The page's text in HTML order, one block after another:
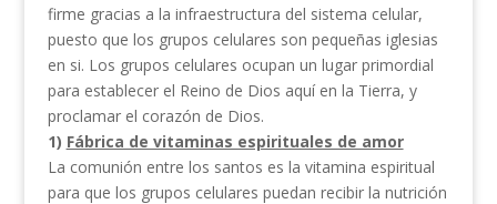
firme gracias a la infraestructura del sistema celular,
puesto que los grupos celulares son pequeñas iglesias
en si. Los grupos celulares ocupan un lugar primordial
para establecer el Reino de Dios aquí en la Tierra, y
proclamar el corazón de Dios.
1) Fábrica de vitaminas espirituales de amor
La comunión entre los santos es la vitamina espiritual
para que los grupos celulares puedan recibir la nutrición